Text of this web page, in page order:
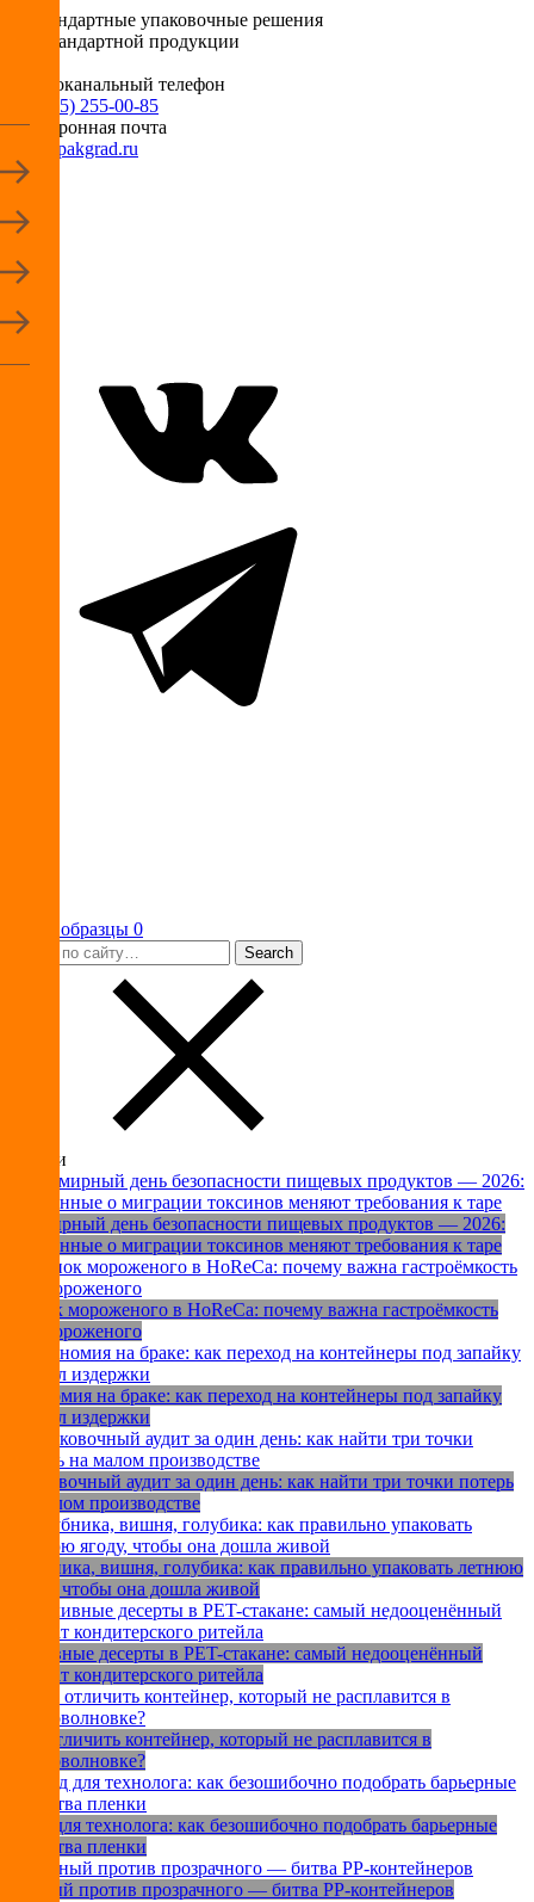
Нестандартные упаковочные решения
для стандартной продукции
Многоканальный телефон
+7 (495) 255-00-85
Электронная почта
info@pakgrad.ru
Ваши образцы 0
Статьи
Всемирный день безопасности пищевых продуктов — 2026:
как данные о миграции токсинов меняют требования к таре
Рынок мороженого в HoReCa: почему важна гастроёмкость
для мороженого
Экономия на браке: как переход на контейнеры под запайку
снизил издержки
Упаковочный аудит за один день: как найти три точки потерь
на малом производстве
Клубника, вишня, голубика: как правильно упаковать летнюю
ягоду, чтобы она дошла живой
Наливные десерты в PET-стакане: самый недооценённый
формат кондитерского ритейла
Как отличить контейнер, который не расплавится в
микроволновке?
Гайд для технолога: как безошибочно подобрать барьерные
свойства пленки
Чёрный против прозрачного — битва PP-контейнеров